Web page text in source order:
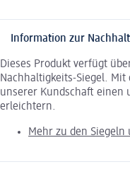
Information zur
Dieses Produkt verfügt
Nachhaltigkeits-Siegel.
unserer Kundschaft einen
erleichtern.
Mehr zu den